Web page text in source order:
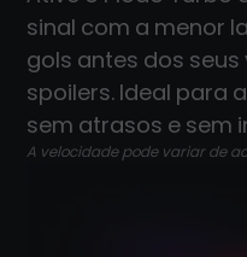
sinal com a menor
gols antes dos seus
spoilers. Ideal para
sem atrasos e sem
A velocidade pode variar de